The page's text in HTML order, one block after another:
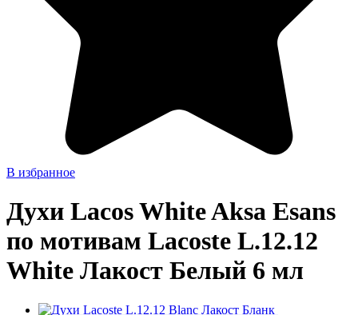
В избранное
Духи Lacos White Aksa Esans
по мотивам Lacoste L.12.12
White Лакост Белый 6 мл